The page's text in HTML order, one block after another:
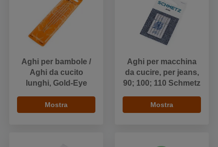
Aghi per bambole /
Aghi da cucito
lunghi, Gold-Eye
Mostra
Aghi per macchina
da cucire, per jeans,
90; 100; 110 Schmetz
Mostra